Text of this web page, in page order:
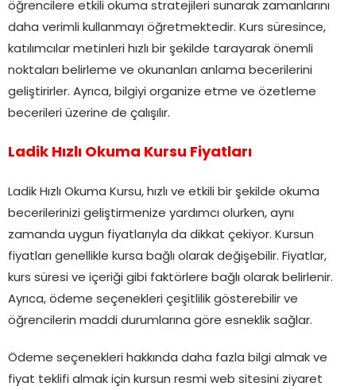
öğrencilere etkili okuma stratejileri sunarak zamanlarını
daha verimli kullanmayı öğretmektedir. Kurs süresince,
katılımcılar metinleri hızlı bir şekilde tarayarak önemli
noktaları belirleme ve okunanları anlama becerilerini
geliştirirler. Ayrıca, bilgiyi organize etme ve özetleme
becerileri üzerine de çalışılır.
Ladik Hızlı Okuma Kursu Fiyatları
Ladik Hızlı Okuma Kursu, hızlı ve etkili bir şekilde okuma
becerilerinizi geliştirmenize yardımcı olurken, aynı
zamanda uygun fiyatlarıyla da dikkat çekiyor. Kursun
fiyatları genellikle kursa bağlı olarak değişebilir. Fiyatlar,
kurs süresi ve içeriği gibi faktörlere bağlı olarak belirlenir.
Ayrıca, ödeme seçenekleri çeşitlilik gösterebilir ve
öğrencilerin maddi durumlarına göre esneklik sağlar.
Ödeme seçenekleri hakkında daha fazla bilgi almak ve
fiyat teklifi almak için kursun resmi web sitesini ziyaret